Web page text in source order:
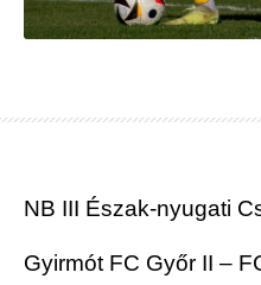
NB III Észak-nyugati
Gyirmót FC Győr II –